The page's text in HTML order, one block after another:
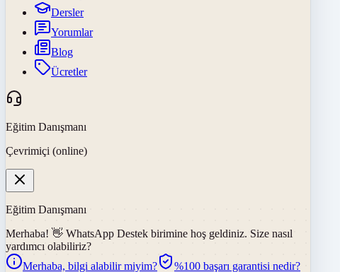
Dersler
Yorumlar
Blog
Ücretler
Eğitim Danışmanı
Çevrimiçi (online)
Eğitim Danışmanı
Merhaba! 👋 WhatsApp Destek birimine hoş geldiniz. Size nasıl
yardımcı olabiliriz?
Merhaba, bilgi alabilir miyim?
%100 başarı garantisi nedir?